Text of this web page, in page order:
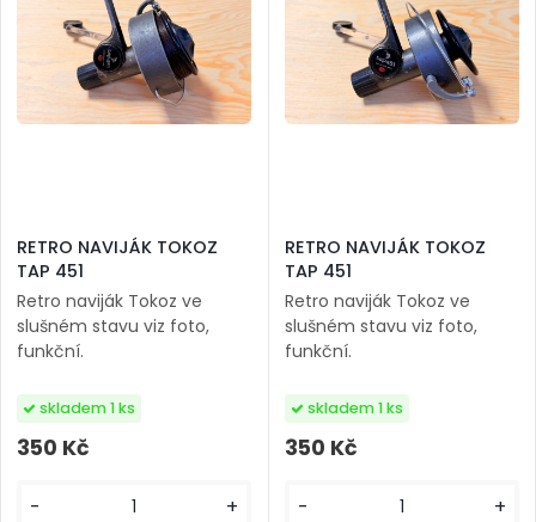
RETRO NAVIJÁK TOKOZ
TAP 451
Retro naviják Tokoz ve
slušném stavu viz foto,
funkční.
350 Kč
skladem 1 ks
- +
RETRO NAVIJÁK TOKOZ
TAP 451
Retro naviják Tokoz ve
slušném stavu viz foto,
funkční.
350 Kč
skladem 1 ks
- +